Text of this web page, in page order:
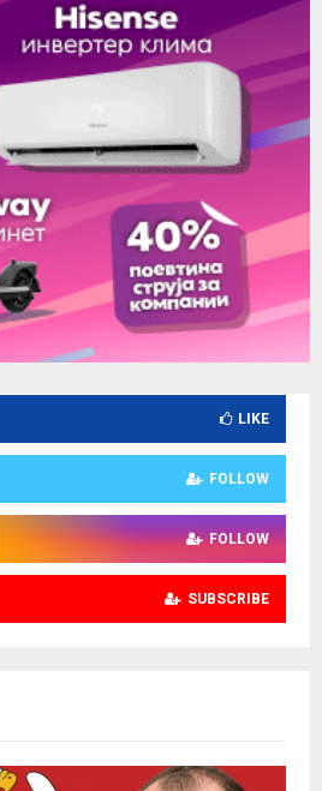
LIKE
FOLLOW
FOLLOW
SUBSCRIBE